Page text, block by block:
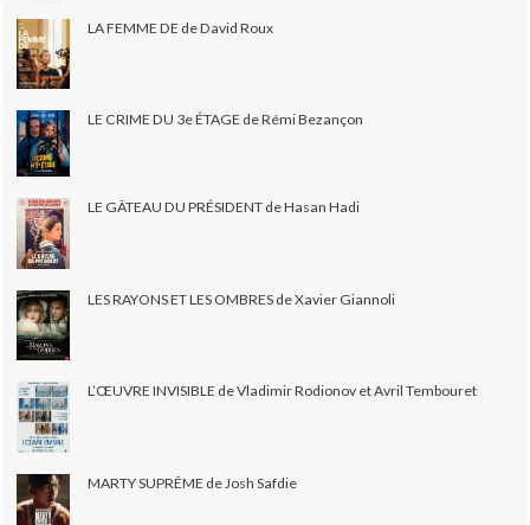
LA FEMME DE de David Roux
LE CRIME DU 3e ÉTAGE de Rémi Bezançon
LE GÂTEAU DU PRÉSIDENT de Hasan Hadi
LES RAYONS ET LES OMBRES de Xavier Giannoli
L’ŒUVRE INVISIBLE de Vladimir Rodionov et Avril Tembouret
MARTY SUPRÊME de Josh Safdie